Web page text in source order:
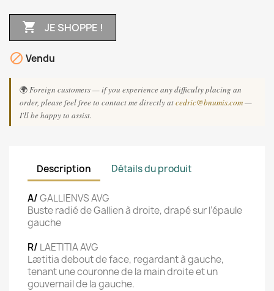
 JE SHOPPE !
 Vendu
🌍Foreign customers — if you experience any difficulty placing an
order, please feel free to contact me directly atcedric@bnumis.com—
I'll be happy to assist.
Description Détails du produit
A/GALLIENVS AVG
Buste radié de Gallien à droite, drapé sur l’épaule
gauche
R/ LAETITIA AVG
Lætitia debout de face, regardant à gauche,
tenant une couronne de la main droite et un
gouvernail de la gauche.